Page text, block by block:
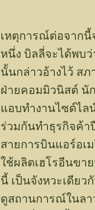
เหตุการณ์ต่อจากนี้
หนึ่ง บิลลี่จะได้พบ
นั้นกล่าวอ้างไว้ ส
ฝ่ายคอมมิวนิสต์ นั
แอบทำงานไซด์ไล
ร่วมกันทำธุรกิจค้า
สายการบินแอร์อเ
ใช้ผลิตเฮโรอีนขา
นี้ เป็นจังหวะเดีย
ดูสถานการณ์ในลา